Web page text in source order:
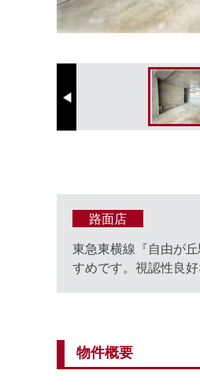
Previous
路面店
東急東横線『自由が
すめです。視認性良
物件概要